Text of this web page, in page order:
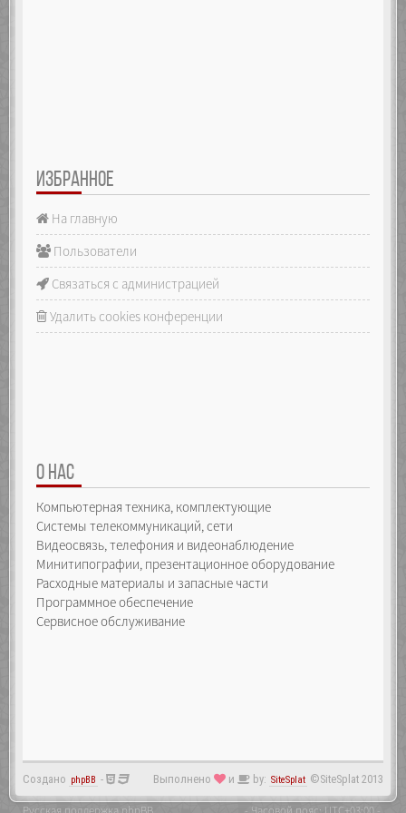
ИЗБРАННОЕ
На главную
Пользователи
Связаться с администрацией
Удалить cookies конференции
О НАС
Компьютерная техника, комплектующие
Системы телекоммуникаций, сети
Видеосвязь, телефония и видеонаблюдение
Минитипографии, презентационное оборудование
Расходные материалы и запасные части
Программное обеспечение
Сервисное обслуживание
Создано phpBB - Выполнено и by: SiteSplat ©SiteSplat 2013